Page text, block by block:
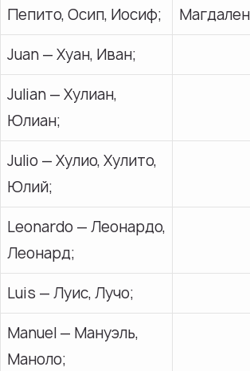
Пепито, Осип, Иосиф;
Juan — Хуан, Иван;
Julian — Хулиан,
Юлиан;
Julio — Хулио, Хулито,
Юлий;
Leonardo — Леонардо,
Леонард;
Luis — Луис, Лучо;
Manuel — Мануэль,
Маноло;